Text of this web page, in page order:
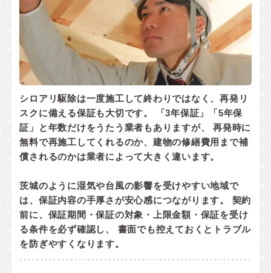
シロアリ駆除は一度施工して終わりではなく、再発リ
スクに備える保証も大切です。 「3年保証」「5年保
証」と年数だけをうたう業者もありますが、 再発時に
無料で再施工してくれるのか、 建物の修繕費用まで補
償されるのかは業者によって大きく違います。
茨城のように湿気や台風の影響を受けやすい地域で
は、保証内容の手厚さが安心感につながります。 契約
前に、 保証期間・保証の対象・上限金額・保証を受け
る条件を必ず確認し、 書面でも控えておくとトラブル
を防ぎやすくなります。